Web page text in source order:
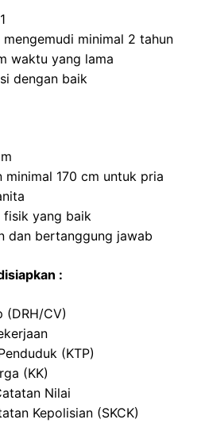
minimal 2 tahun
waktu yang lama
dengan baik
170 cm untuk pria
fisik yang baik
dan bertanggung jawab
:
(DRH/CV)
(KTP)
(KK)
Nilai
Kepolisian (SKCK)